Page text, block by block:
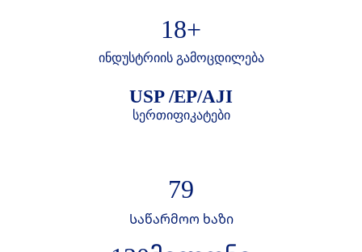
18+
ინდუსტრიის გამოცდილება
USP /EP/AJI
სერთიფიკატები
79
Საწარმოო ხაზი